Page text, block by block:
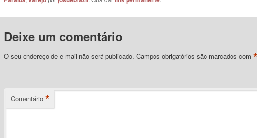
Deixe um comentário
O seu endereço de e-mail não será publicado. Campos obrigatórios são marcados com *
Comentário *